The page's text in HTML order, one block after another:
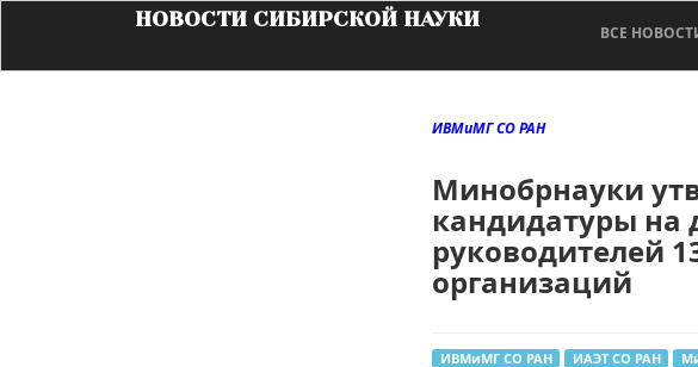
НОВОСТИ СИБИРСКОЙ НАУКИ
ВСЕ
ИВМиМГ СО РАН
Минобрнауки
кандидатуры на
руководителей
организаций
ИВМиМГ СО РАН ИАЭТ СО РАН